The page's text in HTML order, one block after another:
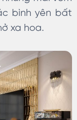
bình yên bất
xa hoa.